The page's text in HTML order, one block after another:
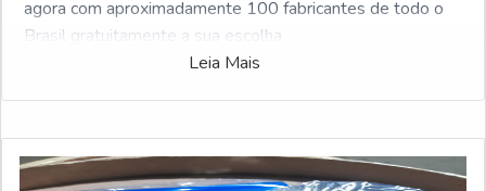
agora com aproximadamente 100 fabricantes de todo o
Brasil gratuitamente a sua escolha
Leia Mais